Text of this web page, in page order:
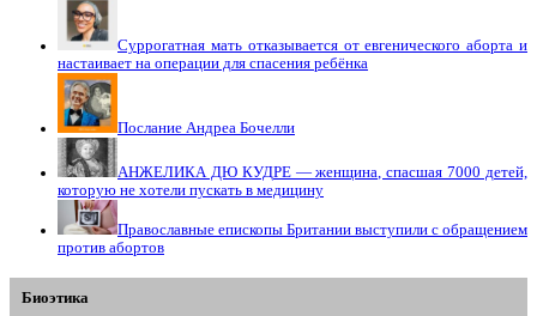
Суррогатная мать отказывается от евгенического аборта и
настаивает на операции для спасения ребёнка
Послание Андреа Бочелли
АНЖЕЛИКА ДЮ КУДРЕ — женщина, спасшая 7000 детей,
которую не хотели пускать в медицину
Православные епископы Британии выступили с обращением
против абортов
Биоэтика